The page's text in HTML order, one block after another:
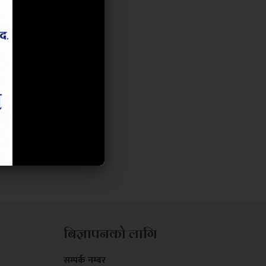
बिज्ञापनको लागि
सम्पर्क नम्बर